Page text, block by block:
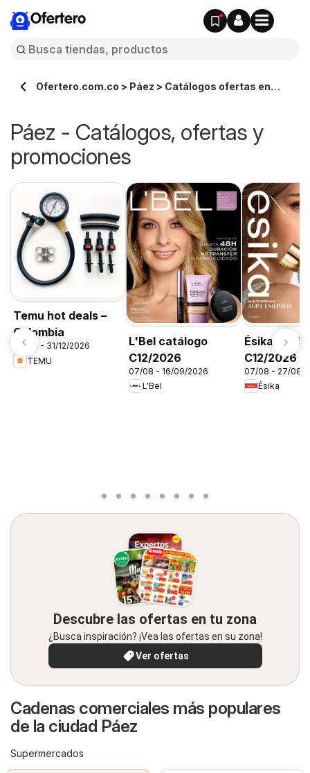
Ofertero
Ofertero.com.co > Páez > Catálogos ofertas en
Páez - Catálogos, ofertas y
promociones
Temu hot deals –
Colombia
06/08 - 31/12/2026
TEMU
L'Bel catálogo
C12/2026
07/08 - 16/09/2026
L'Bel
Ésika
C12/2026
07/08 - 27/08/
Ésika
Descubre las ofertas en tu zona
¿Busca inspiración? ¡Vea las ofertas en su zona!
Ver ofertas
Cadenas comerciales más populares
de la ciudad Páez
Supermercados